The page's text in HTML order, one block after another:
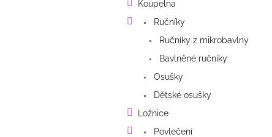
Koupelna
Ručníky
Ručníky z mikrobavlny
Bavlněné ručníky
Osušky
Dětské osušky
Ložnice
Povlečení